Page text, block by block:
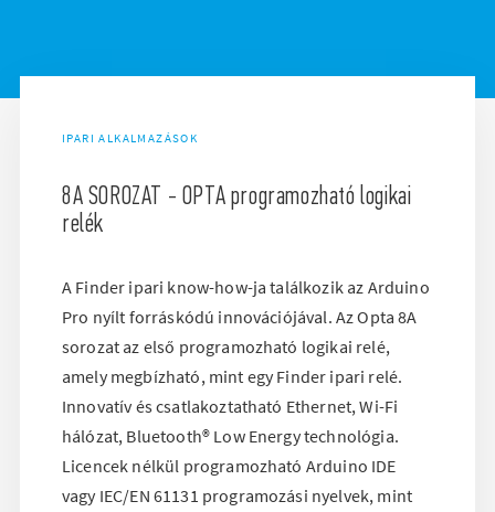
IPARI ALKALMAZÁSOK
8A SOROZAT - OPTA programozható logikai
relék
A Finder ipari know-how-ja találkozik az Arduino
Pro nyílt forráskódú innovációjával. Az Opta 8A
sorozat az első programozható logikai relé,
amely megbízható, mint egy Finder ipari relé.
Innovatív és csatlakoztatható Ethernet, Wi-Fi
hálózat, Bluetooth® Low Energy technológia.
Licencek nélkül programozható Arduino IDE
vagy IEC/EN 61131 programozási nyelvek, mint